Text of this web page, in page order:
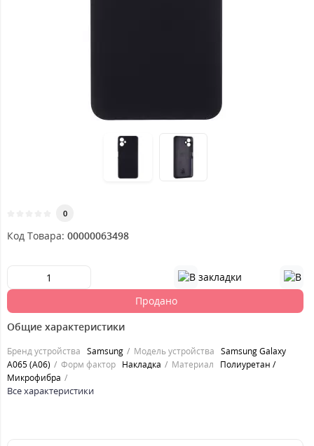
0
Код Товара: 00000063498
Продано
Общие характеристики
Бренд устройства Samsung Модель устройства Samsung Galaxy
A065 (A06)
Форм фактор Накладка Материал
Полиуретан /
Микрофибра
Все характеристики